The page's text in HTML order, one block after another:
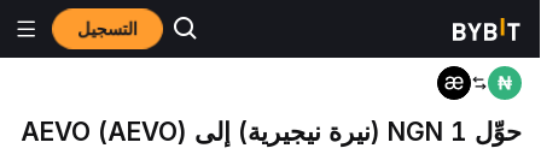
التسجيل المنزٍل NGN to AEVO
حوِّل 1 NGN (نيرة نيجيرية) إلى AEVO (AEVO)